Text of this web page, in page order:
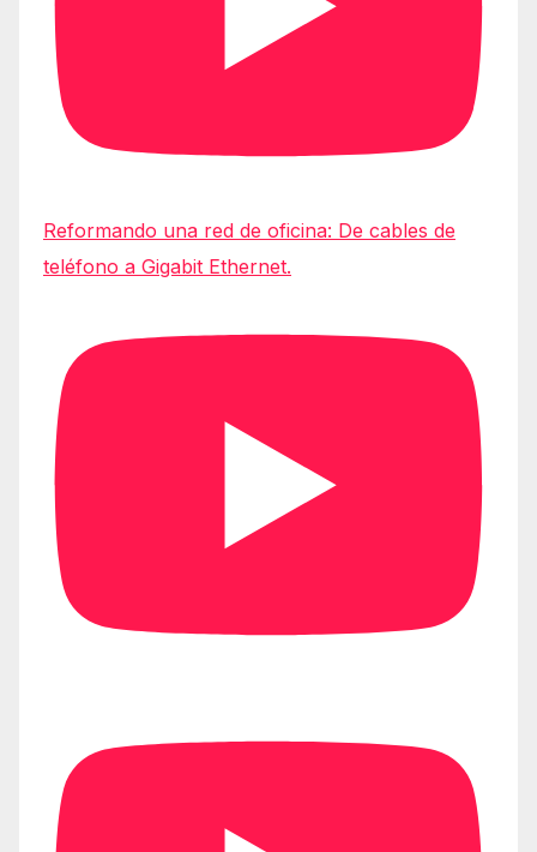
Reformando una red de oficina: De cables de
teléfono a Gigabit Ethernet.